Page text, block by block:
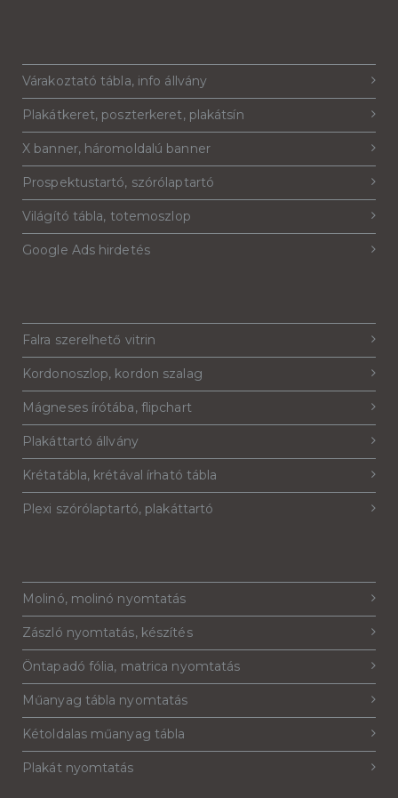
Várakoztató tábla, info állvány
Plakátkeret, poszterkeret, plakátsín
X banner, háromoldalú banner
Prospektustartó, szórólaptartó
Világító tábla, totemoszlop
Google Ads hirdetés
Falra szerelhető vitrin
Kordonoszlop, kordon szalag
Mágneses írótába, flipchart
Plakáttartó állvány
Krétatábla, krétával írható tábla
Plexi szórólaptartó, plakáttartó
Molinó, molinó nyomtatás
Zászló nyomtatás, készítés
Öntapadó fólia, matrica nyomtatás
Műanyag tábla nyomtatás
Kétoldalas műanyag tábla
Plakát nyomtatás